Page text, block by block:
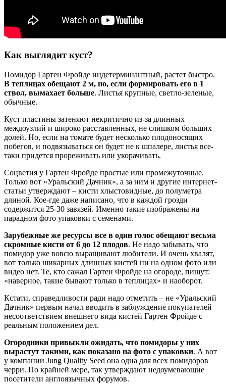
Как выглядит куст?
Помидор Гартен Фройде индетерминантный, растет быстро.
В теплицах обещают 2 м, но, если формировать его в 1
ствол, вымахает больше. Листья крупные, светло-зеленые,
обычные.
Куст пластины затеняют некритично из-за длинных
междоузлий и широко расставленных, не слишком больших
долей. Но, если на томате будет несколько плодоносящих
побегов, и подвязываться он будет не к шпалере, листья все-
таки придется прореживать или укорачивать.
Соцветия у Гартен Фройде простые или промежуточные.
Только вот «Уральский Дачник», а за ним и другие интернет-
статьи утверждают – кисти хлыстовидные, до полуметра
длиной. Кое-где даже написано, что в каждой грозди
содержится 25-30 завязей. Именно такие изображены на
парадном фото упаковки с семенами.
Зарубежные же ресурсы все в один голос обещают весьма
скромные кисти от 6 до 12 плодов. Не надо забывать, что
помидор уже вовсю выращивают любители. И очень хвалят,
вот только шикарных длинных кистей ни на одном фото или
видео нет. Те, кто сажал Гартен Фройде на огороде, пишут:
«наверное, такие бывают только в теплицах» и наоборот.
Кстати, справедливости ради надо отметить – не «Уральский
Дачник» первым начал вводить в заблуждение покупателей
несоответствием внешнего вида кистей Гартен Фройде с
реальным положением дел.
Огородники привыкли ожидать, что помидоры у них
вырастут такими, как показано на фото с упаковки. А вот
у компании Jung Quality Seed она одна для всех помидоров
черри. По крайней мере, так утверждают недоумевающие
посетители англоязычных форумов.